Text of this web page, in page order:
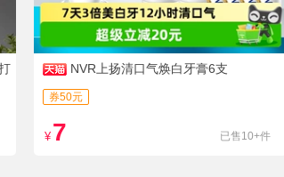
NVR上扬清口气焕白牙膏6支
券50元
¥ 7 已售10+件